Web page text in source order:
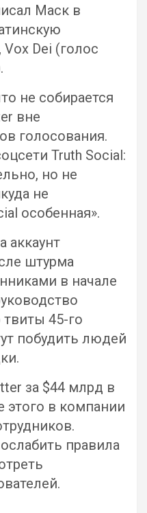
Маск в
Vox Dei (голос
не собирается
вне
голосования.
Truth Social:
но не
не
особенная».
аккаунт
штурма
в начале
твиты 45-го
побудить людей
за $44 млрд в
этого в компании
правила